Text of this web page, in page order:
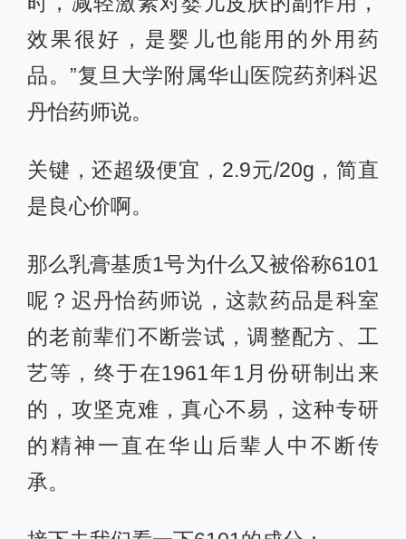
效果很好，是婴儿也能用的外用药
品。”复旦大学附属华山医院药剂科迟
丹怡药师说。
关键，还超级便宜，2.9元/20g，简直
是良心价啊。
那么乳膏基质1号为什么又被俗称6101
呢？迟丹怡药师说，这款药品是科室
的老前辈们不断尝试，调整配方、工
艺等，终于在1961年1月份研制出来
的，攻坚克难，真心不易，这种专研
的精神一直在华山后辈人中不断传
承。